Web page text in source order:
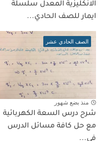
الانكليزية المعدل سلسلة
ايمار للصف الحادي...
الصف الحادي عشر
منذ بضع شهور
شرح درس السعة الكهربائية
مع حل كافة مسائل الدرس
في...